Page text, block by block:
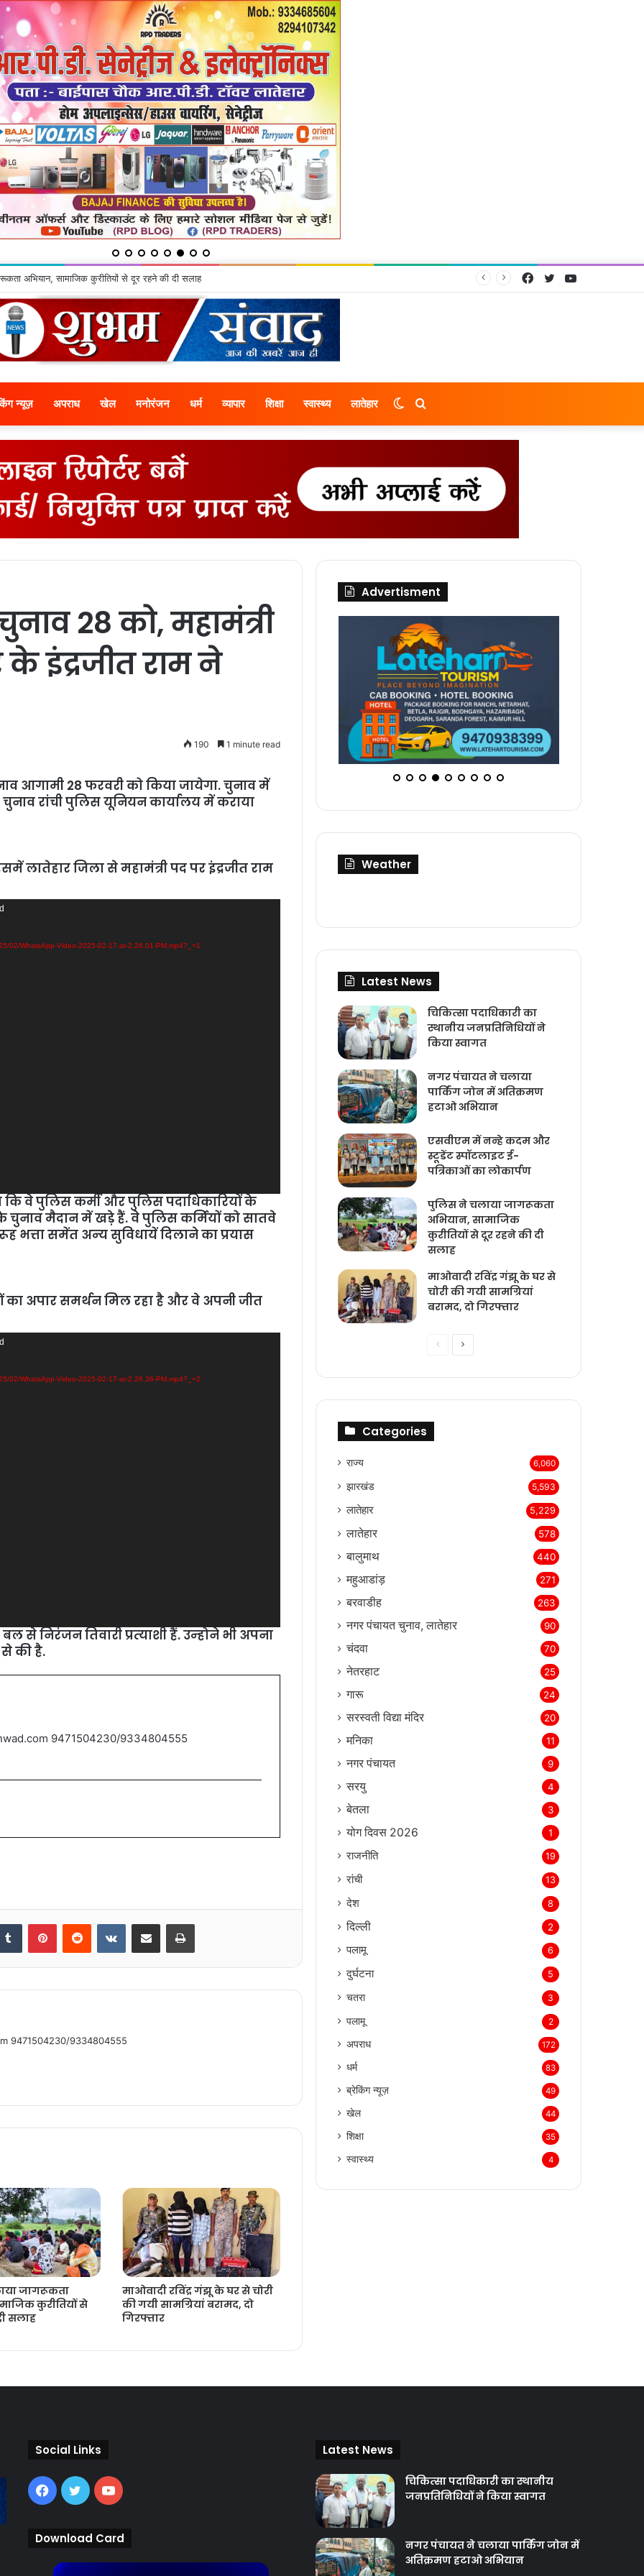
घर से चोरी की गयी सामग्रियां बरामद, दो गिरफ्तार YouTube
Twitter
Facebook
न्यूज़ अपराध खेल मनोरंजन धर्म व्यापार शिक्षा स्वास्थ्य लातेहार Search
Switch
28 को, महामंत्री
इंद्रजीत राम ने
190 1 minute read
आगामी 28 फरवरी को किया जायेगा. चुनाव में
रांची पुलिस यूनियन कार्यालय में कराया
जिला से महामंत्री पद पर इंद्रजीत राम
02/WhatsApp-Video-2025-02-17-at-2.26.01-PM.mp4?_=1
वे पुलिस कर्मी और पुलिस पदाधिकारियों के
मैदान में खड़े हैं. वे पुलिस कर्मियों को सातवे
भत्ता समेंत अन्‍य सुविधायें दिलाने का प्रयास
का अपार समर्थन मिल रहा है और वे अपनी जीत
02/WhatsApp-Video-2025-02-17-at-2.26.36-PM.mp4?_=2
से निरंजन तिवारी प्रत्‍याशी हैं. उन्‍होने भी अपना
की है.
9471504230/9334804555
Tumblr PinterestReddit VKontakteShare via Email Print
9471504230/9334804555
जागरूकता
कुरीतियों से
सलाह
माओवादी रविंद्र गंझू के घर से चोरी
की गयी सामग्रियां बरामद, दो
गिरफ्तार
Advertisment
Weather
Latest News
चिकित्‍सा पदाधिकारी का
स्थानीय जनप्रतिनिधियों ने
किया स्वागत
नगर पंचायत ने चलाया
पार्किंग जोन में अतिक्रमण
हटाओ अभियान
एसवीएम में नन्हे कदम और
स्टूडेंट स्पॉटलाइट ई-
पत्रिकाओं का लोकार्पण
पुलिस ने चलाया जागरूकता
अभियान, सामाजिक
कुरीतियों से दूर रहने की दी
सलाह
माओवादी रविंद्र गंझू के घर से
चोरी की गयी सामग्रियां
बरामद, दो गिरफ्तार
PreviousNext
Categories
राज्‍य 6,060
झारखंड 5,593
लातेहार 5,229
लातेहार 578
बालुमाथ 440
महुआडांड़ 271
बरवाडीह 263
नगर पंचायत चुनाव, लातेहार 90
चंदवा 70
नेतरहाट 25
गारू 24
सरस्‍वती विद्या मंदिर 20
मनिका 11
नगर पंचायत 9
सरयु 4
बेतला 3
योग दिवस 2026 1
राजनीति 19
रांची 13
देश 8
दिल्‍ली 2
पलामू 6
दुर्घटना 5
चतरा 3
पलामू 2
अपराध 172
धर्म 83
ब्रेकिंग न्यूज़ 49
खेल 44
शिक्षा 35
स्वास्थ्य 4
Social Links
Facebook
TwitterYouTube
Download Card
Latest News
चिकित्‍सा पदाधिकारी का स्थानीय
जनप्रतिनिधियों ने किया स्वागत
नगर पंचायत ने चलाया पार्किंग जोन में
अतिक्रमण हटाओ अभियान